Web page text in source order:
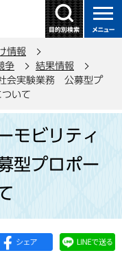
情報
争
結果情報
会実験業務 公募型プ
いて
モビリティ
型プロポー